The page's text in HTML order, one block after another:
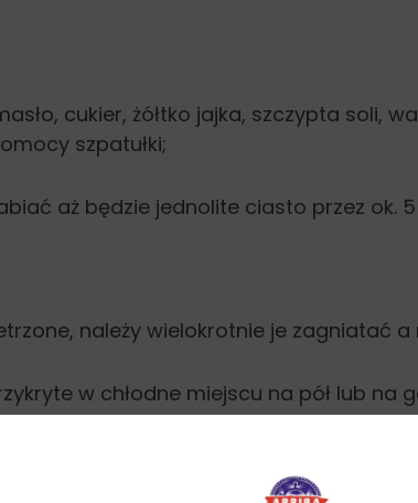
cukier, żółtko jajka, szczypta soli,
szpatułki;
aż będzie jednolite ciasto przez ok.
należy wielokrotnie je zagniatać
w chłodne miejscu na pół lub na